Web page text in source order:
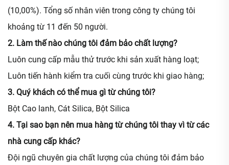
(10,00%). Tổng số nhân viên trong công ty chúng tôi
khoảng từ 11 đến 50 người.
2. Làm thế nào chúng tôi đảm bảo chất lượng?
Luôn cung cấp mẫu thử trước khi sản xuất hàng loạt;
Luôn tiến hành kiểm tra cuối cùng trước khi giao hàng;
3. Quý khách có thể mua gì từ chúng tôi?
Bột Cao lanh, Cát Silica, Bột Silica
4. Tại sao bạn nên mua hàng từ chúng tôi thay vì từ các
nhà cung cấp khác?
Đội ngũ chuyên gia chất lượng của chúng tôi đảm bảo